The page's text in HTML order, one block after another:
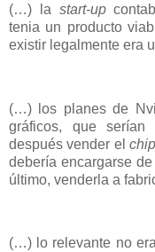
(…) la start-up
tenia un producto
existir legalmente era
(…) los planes de
gráficos, que
después vender elchip
debería encargarse
último, venderla a
(…) lo relevante no